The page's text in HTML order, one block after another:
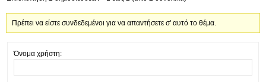
Πρέπει να είστε συνδεδεμένοι για να απαντήσετε σ' αυτό το θέμα.
Όνομα χρήστη: